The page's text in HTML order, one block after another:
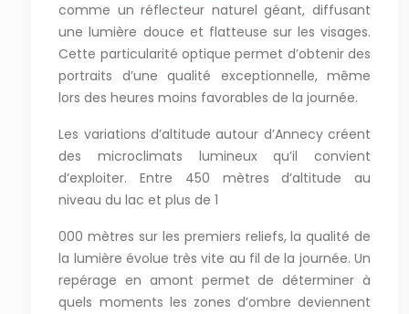
comme un réflecteur naturel géant, diffusant
une lumière douce et flatteuse sur les visages.
Cette particularité optique permet d’obtenir des
portraits d’une qualité exceptionnelle, même
lors des heures moins favorables de la journée.
Les variations d’altitude autour d’Annecy créent
des microclimats lumineux qu’il convient
d’exploiter. Entre 450 mètres d’altitude au
niveau du lac et plus de 1
000 mètres sur les premiers reliefs, la qualité de
la lumière évolue très vite au fil de la journée. Un
repérage en amont permet de déterminer à
quels moments les zones d’ombre deviennent